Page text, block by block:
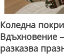
Коледна
Вдъхновение
разказва